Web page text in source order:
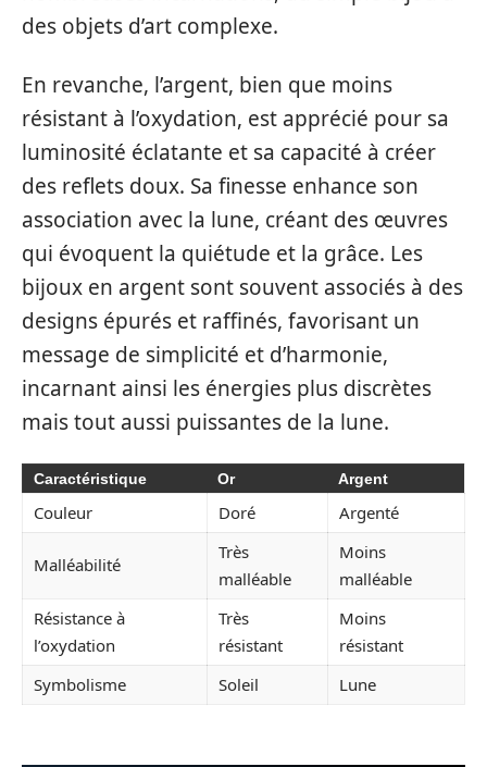
des objets d’art complexe.
En revanche, l’argent, bien que moins
résistant à l’oxydation, est apprécié pour sa
luminosité éclatante et sa capacité à créer
des reflets doux. Sa finesse enhance son
association avec la lune, créant des œuvres
qui évoquent la quiétude et la grâce. Les
bijoux en argent sont souvent associés à des
designs épurés et raffinés, favorisant un
message de simplicité et d’harmonie,
incarnant ainsi les énergies plus discrètes
mais tout aussi puissantes de la lune.
Caractéristique Or Argent
Couleur Doré Argenté
Malléabilité
Très
malléable
Moins
malléable
Résistance à
l’oxydation
Très
résistant
Moins
résistant
Symbolisme
Soleil Lune